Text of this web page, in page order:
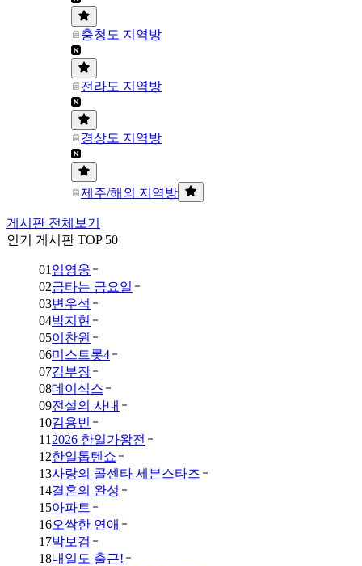
충청도 지역방
전라도 지역방
경상도 지역방
제주/해외 지역방
게시판 전체보기
인기 게시판 TOP 50
01 임영웅
02금타는 금요일
03변우석
04박지현
05이찬원
06미스트롯4
07김부장
08데이식스
09전설의 사내
10김용빈
11 2026 한일가왕전
12한일톱텐쇼
13사랑의 콜센타 세븐스타즈
14결혼의 완성
15아파트
16오싹한 연애
17박보검
18내일도 출근!